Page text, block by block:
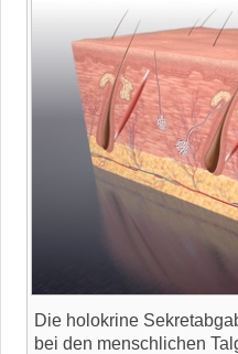
Die holokrine
bei den menschlichen